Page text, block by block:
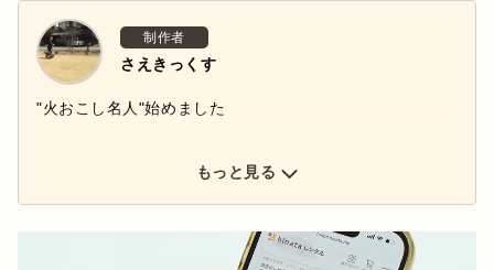
制作者
さえきっくす
"火おこし名人"始めました
もっと見る